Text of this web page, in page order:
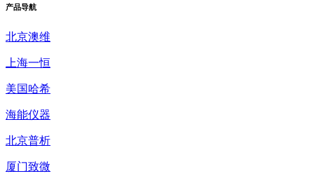
产品导航
北京澳维
上海一恒
美国哈希
海能仪器
北京普析
厦门致微